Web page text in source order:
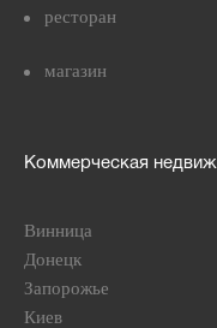
ресторан
магазин
Коммерческая
Винница
Донецк
Запорожье
Киев